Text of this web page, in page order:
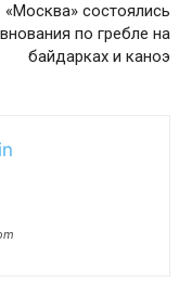
«Москва» состоялись
по гребле на
байдарках и каноэ